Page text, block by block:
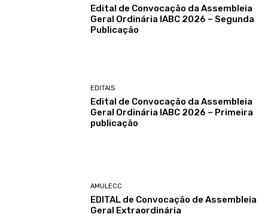
Edital de Convocação da Assembleia
Geral Ordinária IABC 2026 – Segunda
Publicação
EDITAIS
Edital de Convocação da Assembleia
Geral Ordinária IABC 2026 – Primeira
publicação
AMULECC
EDITAL de Convocação de Assembleia
Geral Extraordinária